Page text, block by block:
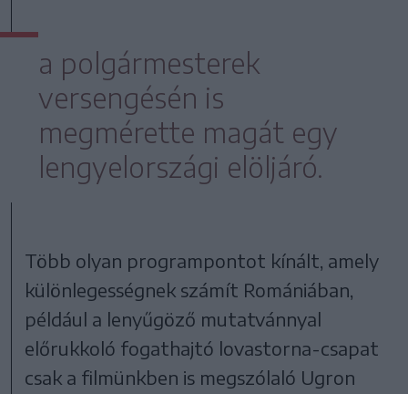
a polgármesterek
versengésén is
megmérette magát egy
lengyelországi elöljáró.
Több olyan programpontot kínált, amely
különlegességnek számít Romániában,
például a lenyűgöző mutatvánnyal
előrukkoló fogathajtó lovastorna-csapat
csak a filmünkben is megszólaló Ugron